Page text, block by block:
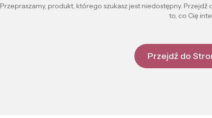
Przepraszamy, produkt, którego szukasz jest niedostępny. Przejdź
to, co Cię
Przejdź do